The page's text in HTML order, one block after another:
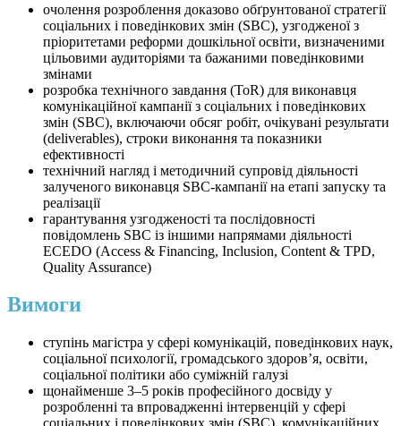
очолення розроблення доказово обґрунтованої стратегії
соціальних і поведінкових змін (SBC), узгодженої з
пріоритетами реформи дошкільної освіти, визначеними
цільовими аудиторіями та бажаними поведінковими
змінами
розробка технічного завдання (ToR) для виконавця
комунікаційної кампанії з соціальних і поведінкових
змін (SBC), включаючи обсяг робіт, очікувані результати
(deliverables), строки виконання та показники
ефективності
технічний нагляд і методичний супровід діяльності
залученого виконавця SBC-кампанії на етапі запуску та
реалізації
гарантування узгодженості та послідовності
повідомлень SBC із іншими напрямами діяльності
ECEDO (Access & Financing, Inclusion, Content & TPD,
Quality Assurance)
Вимоги
ступінь магістра у сфері комунікацій, поведінкових наук,
соціальної психології, громадського здоров’я, освіти,
соціальної політики або суміжній галузі
щонайменше 3–5 років професійного досвіду у
розробленні та впровадженні інтервенцій у сфері